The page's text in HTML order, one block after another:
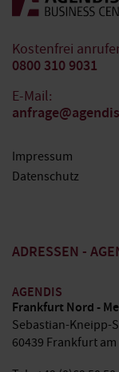
Kostenfrei
0800 310 9031
E-Mail:
Impressum
Datenschutz
ADRESSEN -
AGENDIS
Frankfurt Nord -
Sebastian-Kneipp-
60439 Frankfurt am